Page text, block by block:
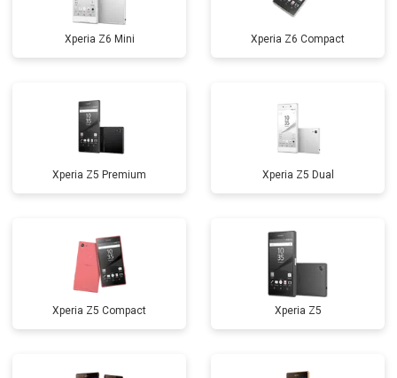
Xperia Z6 Mini Xperia Z6 Compact
Xperia Z5 Premium Xperia Z5 Dual
Xperia Z5 Compact Xperia Z5